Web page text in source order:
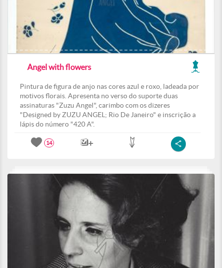
Angel with flowers
Pintura de figura de anjo nas cores azul e roxo, ladeada por
motivos florais. Apresenta no verso do suporte duas
assinaturas "Zuzu Angel", carimbo com os dizeres
"Designed by ZUZU ANGEL; Rio De Janeiro" e inscrição a
lápis do número "420 A".
14